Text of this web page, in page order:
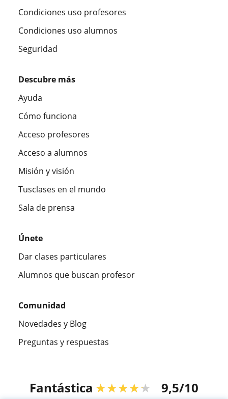
Condiciones uso profesores
Condiciones uso alumnos
Seguridad
Descubre más
Ayuda
Cómo funciona
Acceso profesores
Acceso a alumnos
Misión y visión
Tusclases en el mundo
Sala de prensa
Únete
Dar clases particulares
Alumnos que buscan profesor
Comunidad
Novedades y Blog
Preguntas y respuestas
Fantástica ★★★★★ 9,5/10